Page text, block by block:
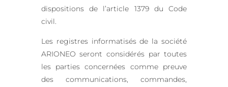
dispositions de l’article 1379 du Code
civil.
Les registres informatisés de la société
ARIONEO seront considérés par toutes
les parties concernées comme preuve
des communications, commandes,